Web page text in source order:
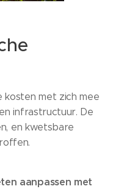
kosten met zich mee
infrastructuur. De
en kwetsbare
aanpassen met